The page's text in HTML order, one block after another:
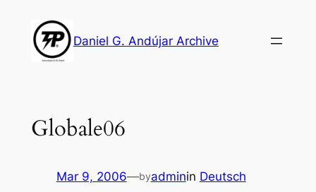
content
Daniel G. Andújar Archive
Globale06
Mar 9, 2006—byadminin Deutsch